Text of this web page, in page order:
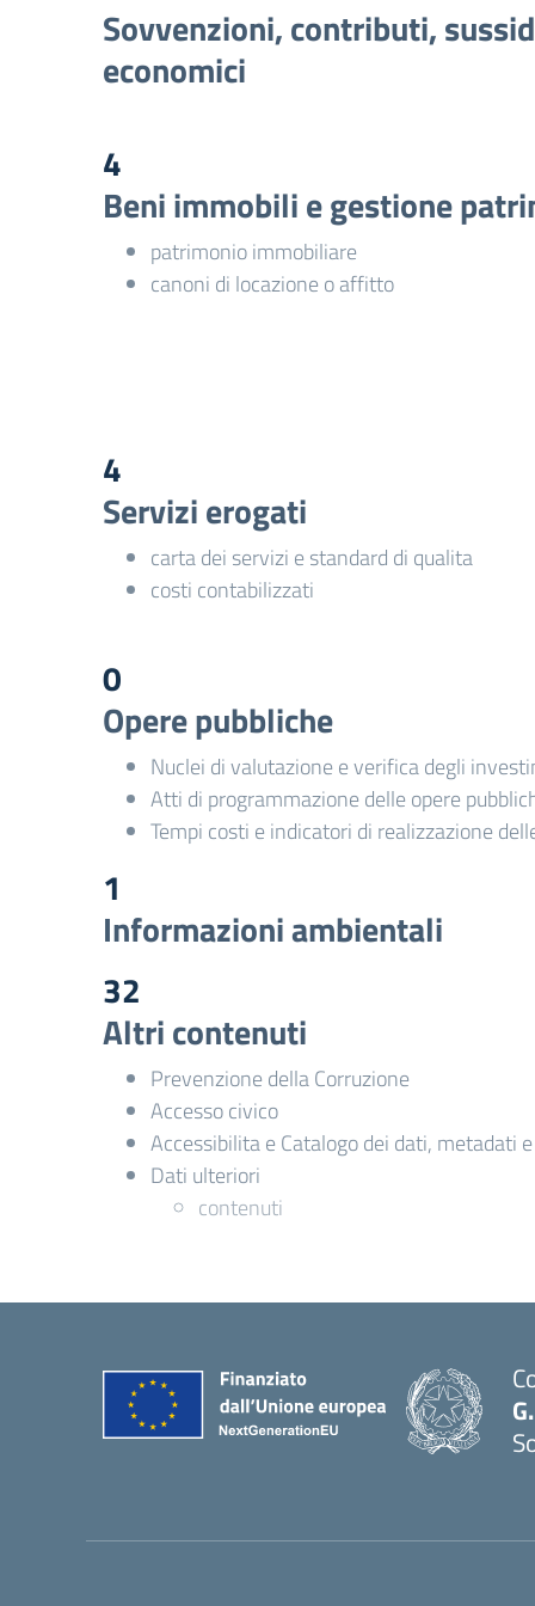
Sovvenzioni, contributi,
economici
4
Beni immobili e gestione
patrimonio immobiliare
canoni di locazione o affitto
4
Servizi erogati
carta dei servizi e standard di qualita
costi contabilizzati
0
Opere pubbliche
Nuclei di valutazione e verifica degli
Atti di programmazione delle opere
Tempi costi e indicatori di realizzazione
1
Informazioni ambientali
32
Altri contenuti
Prevenzione della Corruzione
Accesso civico
Accessibilita e Catalogo dei dati, metadati
Dati ulteriori
contenuti